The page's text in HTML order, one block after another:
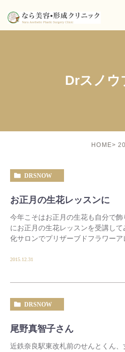
Drスノウ
HOME
DRSNOW
お正月の生花レッスンに
今年こそはお正月の生花も自分で
にお正月の生花レッスンを受講し
化サロンでプリザーブドフラワー
2015.12.31
DRSNOW
尾野真智子さん
近鉄奈良駅東改札前のせんとくん